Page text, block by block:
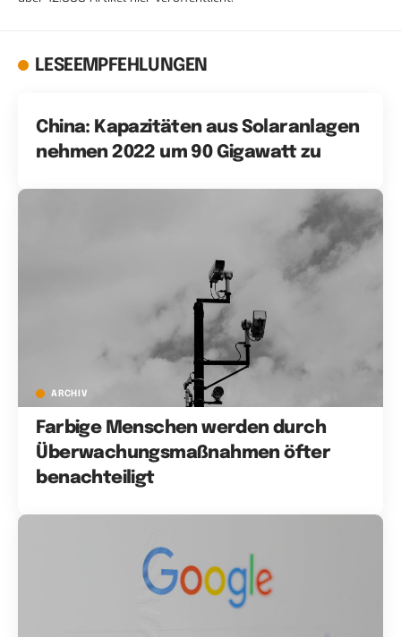
LESEEMPFEHLUNGEN
China: Kapazitäten aus Solaranlagen
nehmen 2022 um 90 Gigawatt zu
ARCHIV
Farbige Menschen werden durch
Überwachungsmaßnahmen öfter
benachteiligt